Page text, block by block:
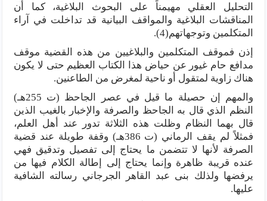
التحليل العقلي مهيمناً على البحوث البلاغية، كما أن
المناقشات البلاغية والمواقف البيانية قد تداخلت في آراء
المتكلمين وتوجهاتهم(4).
إذن فموقف المتكلمين والبلاغيين من هذه القضية موقف
مدافع حام غيور عن حياض هذا الكتاب العظيم حتى لا يكون
هناك زاوية لمتقول أو ناحية لمغرض من الطاعنين.
والمهم إن حصيلة ما قيل في عصر الجاحظ (ت 255هـ)
النظم الذي قال به الجاحظ والصرفة والإخبار بالغيب الذين
قال بهما النظام وظلت هذه الثلاثة تدور عند أهل العلم،
فمثلاً لم يقف الرماني (ت 386هـ) وقفة طويلة عند قضية
الصرفة لأنها لا تتضمن ما يحتاج إلى تفصيل وتدقيق فهي
عنده قريبة ظاهرة وإنما يحتاج إلى إطالة الكلام فيها من
يرفضها ولذلك بنى عبد القاهر الجرجاني رسالته الشافية
عليها.